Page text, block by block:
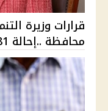
محافظة ..إحالة 81 حالة للنيابات...